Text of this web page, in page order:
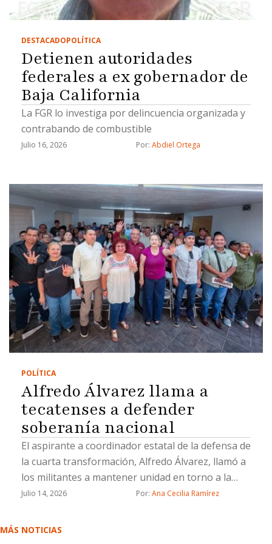
DESTACADOPOLÍTICA
Detienen autoridades
federales a ex gobernador de
Baja California
La FGR lo investiga por delincuencia organizada y
contrabando de combustible
Julio 16, 2026 Por: Abdiel Ortega
POLÍTICA
Alfredo Álvarez llama a
tecatenses a defender
soberanía nacional
El aspirante a coordinador estatal de la defensa de
la cuarta transformación, Alfredo Álvarez, llamó a
los militantes a mantener unidad en torno a la
defensa de la soberanía
Julio 14, 2026 Por: Ana Cecilia Ramírez
MÁS NOTICIAS